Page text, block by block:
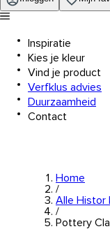
Inspiratie
Kies je kleur
Vind je product
Verfklus advies
Duurzaamheid
Contact
Home
/
Alle Histor
/
Pottery